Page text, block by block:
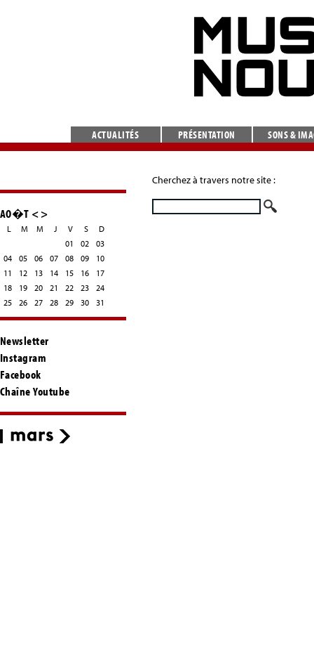
ACTUALITÉS PRÉSENTATION SONS &
AO�T <>
L M M J V S
D
01
02
03
04
05 06 07 08 09
10
11
12 13 14 15 16
17
18
19 20 21 22 23
24
25
26 27 28 29 30 31
Newsletter
Instagram
Facebook
Chaîne Youtube
Cherchez à travers notre site :